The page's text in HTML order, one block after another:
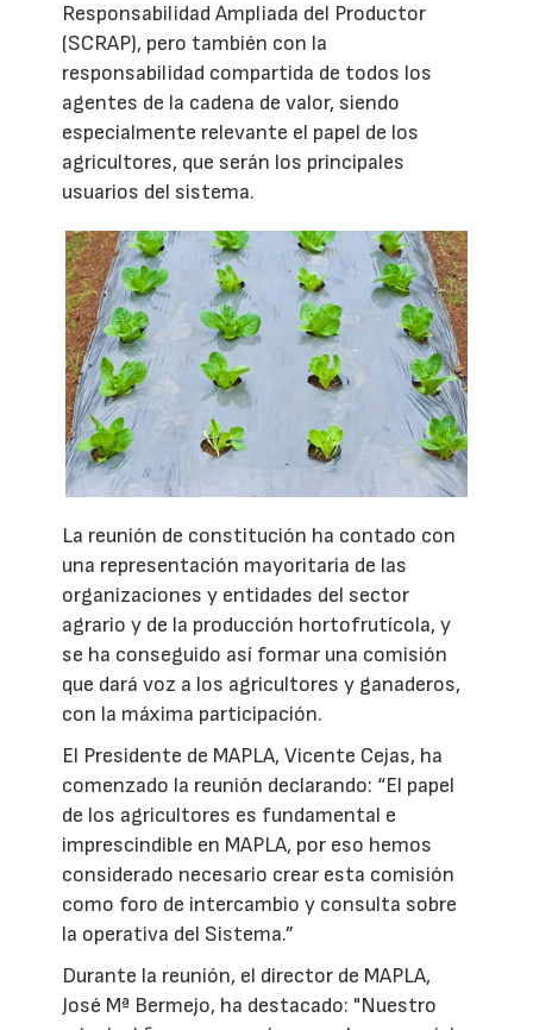
Responsabilidad Ampliada del Productor
(SCRAP), pero también con la
responsabilidad compartida de todos los
agentes de la cadena de valor, siendo
especialmente relevante el papel de los
agricultores, que serán los principales
usuarios del sistema.
La reunión de constitución ha contado con
una representación mayoritaria de las
organizaciones y entidades del sector
agrario y de la producción hortofrutícola, y
se ha conseguido así formar una comisión
que dará voz a los agricultores y ganaderos,
con la máxima participación.
El Presidente de MAPLA, Vicente Cejas, ha
comenzado la reunión declarando: “El papel
de los agricultores es fundamental e
imprescindible en MAPLA, por eso hemos
considerado necesario crear esta comisión
como foro de intercambio y consulta sobre
la operativa del Sistema.”
Durante la reunión, el director de MAPLA,
José Mª Bermejo, ha destacado: "Nuestro